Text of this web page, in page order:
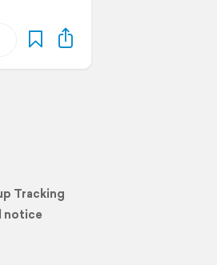
Tracking
notice